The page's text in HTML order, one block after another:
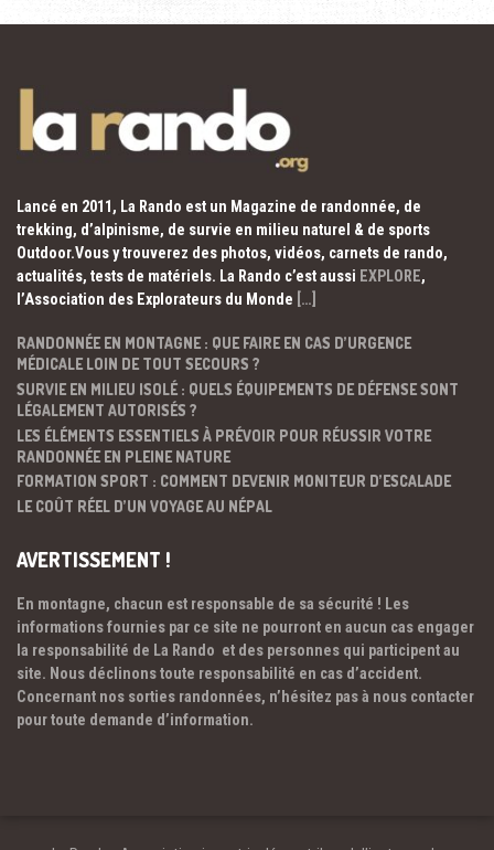
Lancé en 2011, La Rando est un Magazine de randonnée, de
trekking, d’alpinisme, de survie en milieu naturel & de sports
Outdoor.Vous y trouverez des photos, vidéos, carnets de rando,
actualités, tests de matériels. La Rando c’est aussi EXPLORE,
l’Association des Explorateurs du Monde […]
RANDONNÉE EN MONTAGNE : QUE FAIRE EN CAS D’URGENCE
MÉDICALE LOIN DE TOUT SECOURS ?
SURVIE EN MILIEU ISOLÉ : QUELS ÉQUIPEMENTS DE DÉFENSE SONT
LÉGALEMENT AUTORISÉS ?
LES ÉLÉMENTS ESSENTIELS À PRÉVOIR POUR RÉUSSIR VOTRE
RANDONNÉE EN PLEINE NATURE
FORMATION SPORT : COMMENT DEVENIR MONITEUR D’ESCALADE
LE COÛT RÉEL D’UN VOYAGE AU NÉPAL
AVERTISSEMENT !
En montagne, chacun est responsable de sa sécurité ! Les
informations fournies par ce site ne pourront en aucun cas engager
la responsabilité de La Rando et des personnes qui participent au
site. Nous déclinons toute responsabilité en cas d’accident.
Concernant nos sorties randonnées, n’hésitez pas à nous contacter
pour toute demande d’information.